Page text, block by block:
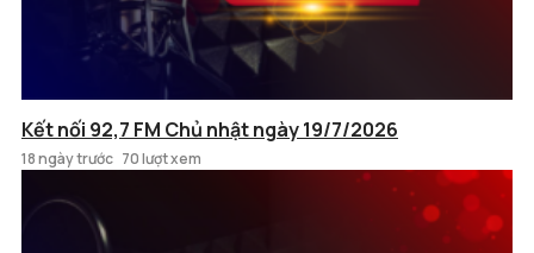
Kết nối 92,7 FM Chủ nhật ngày 19/7/2026
18 ngày trước 70 lượt xem